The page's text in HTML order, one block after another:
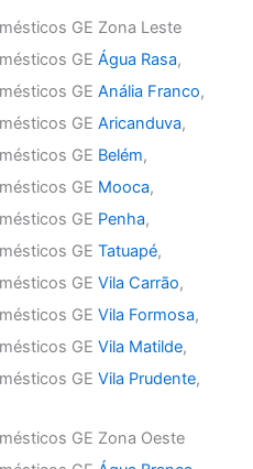
GE Zona Leste
GEÁgua Rasa,
GEAnália Franco,
GEAricanduva,
GE Belém,
GE Mooca,
GE Penha,
GETatuapé,
GEVila Carrão,
GEVila Formosa,
GEVila Matilde,
GEVila Prudente,
GE Zona Oeste